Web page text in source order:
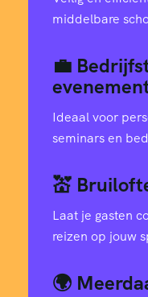
middelbare
💼
Ideaal voor
seminars en
💒
Laat je gasten
reizen op jouw
🌍